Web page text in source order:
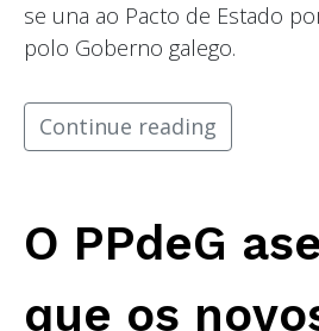
se una ao Pacto de Estado
polo Goberno galego.
Continue reading
O PPdeG
que os